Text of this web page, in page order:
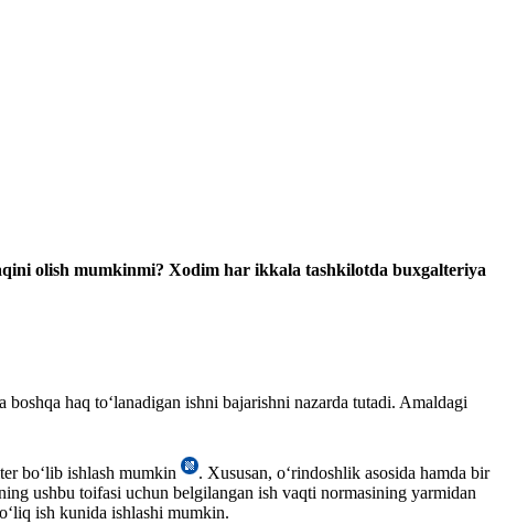
olish mumkinmi? Xodim har ikkala tashkilotda buхgalteriya
haq toʻlanadigan ishni bajarishni nazarda tutadi. Amaldagi
boʻlib ishlash mumkin
. Xususan, oʻrindoshlik asosida hamda bir
ushbu toifasi uchun belgilangan ish vaqti normasining yarmidan
ish kunida ishlashi mumkin.